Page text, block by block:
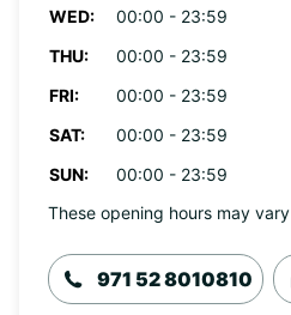
WED:
00:00 - 23:59
THU:
00:00 - 23:59
FRI:
00:00 - 23:59
SAT:
00:00 - 23:59
SUN:
00:00 - 23:59
These opening hours may
971 52 8010810